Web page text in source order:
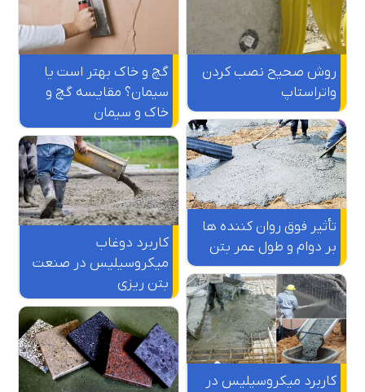
روش صحیح نصب کردن
واتراستاپ
گچ و خاک بهتر است یا
سیمان؟ مقایسه گچ و
خاک و سیمان
تأثیر فوق روان کننده‌ ها
بر دوام و طول عمر بتن
کاربرد دوغاب
میکروسیلیس در صنعت
بتن ریزی
کاربرد میکروسیلیس در